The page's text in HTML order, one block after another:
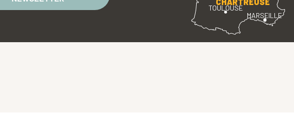
TOULOUSE
MARSEILLE